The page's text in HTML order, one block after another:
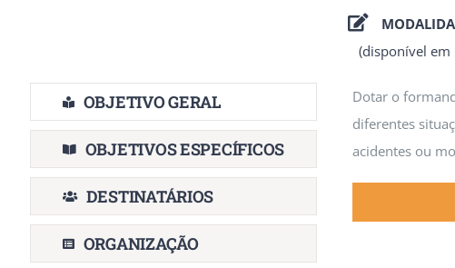
(disponível em
OBJETIVO GERAL
OBJETIVOS ESPECÍFICOS
DESTINATÁRIOS
ORGANIZAÇÃO
Dotar o
diferentes
acidentes ou